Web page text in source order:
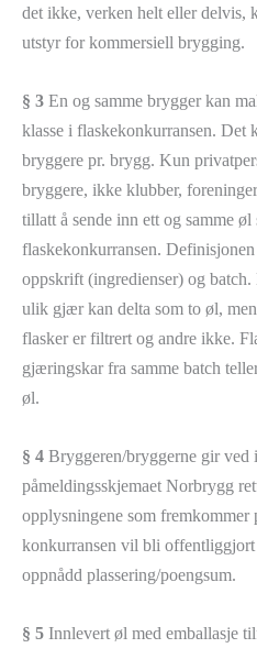
det ikke, verken helt eller delvis,
utstyr for kommersiell brygging.
§ 3 En og samme brygger kan
klasse i flaskekonkurransen. Det
bryggere pr. brygg. Kun
bryggere, ikke klubber,
tillatt å sende inn ett og samme
flaskekonkurransen.
oppskrift (ingredienser) og
ulik gjær kan delta som to øl,
flasker er filtrert og andre ikke.
gjæringskar fra samme batch
øl.
§ 4 Bryggeren/bryggerne gir ved
påmeldingsskjemaet Norbrygg
opplysningene som fremkommer
konkurransen vil bli offentliggjort
oppnådd plassering/poengsum.
§ 5 Innlevert øl med emballasje